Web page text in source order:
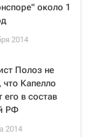
около 1
2014
Полоз не
Капелло
его в состав
РФ
2014